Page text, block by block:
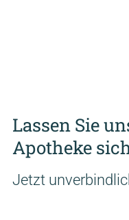
Lassen Sie
Apotheke
Jetzt